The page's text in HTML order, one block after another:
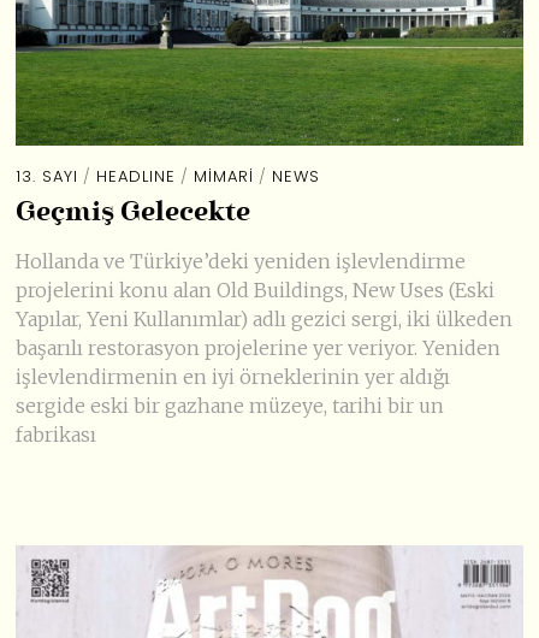
13. SAYI / HEADLINE / MIMARI / NEWS
Geçmiş Gelecekte
Hollanda ve Türkiye’deki yeniden işlevlendirme
projelerini konu alan Old Buildings, New Uses (Eski
Yapılar, Yeni Kullanımlar) adlı gezici sergi, iki ülkeden
başarılı restorasyon projelerine yer veriyor. Yeniden
işlevlendirmenin en iyi örneklerinin yer aldığı
sergide eski bir gazhane müzeye, tarihi bir un
fabrikası